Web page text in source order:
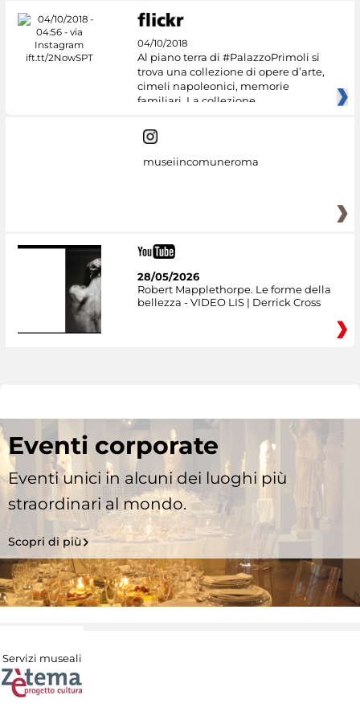
04/10/2018
Al piano terra di #PalazzoPrimoli si
trova una collezione di opere d’arte,
cimeli napoleonici, memorie
familiari. La collezione
museiincomuneroma
28/05/2026
Robert Mapplethorpe. Le forme della
bellezza - VIDEO LIS | Derrick Cross
Eventi corporate
Eventi unici in alcuni dei luoghi più
straordinari al mondo.
Scopri di più
Servizi museali